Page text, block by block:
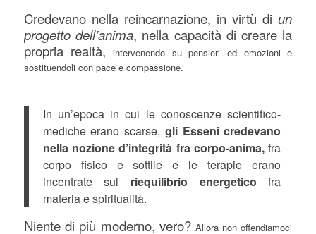
Credevano nella reincarnazione, in virtù diun
progetto dell’anima, nella capacità di creare la
propria realtà, intervenendo su pensieri ed emozioni e
sostituendoli con pace e compassione.
In un’epoca in cui le conoscenze scientifico-
mediche erano scarse, gli Esseni credevano
nella nozione d’integrità fra corpo-anima, fra
corpo fisico e sottile e le terapie erano
incentrate sul riequilibrio energetico fra
materia e spiritualità.
Niente di più moderno, vero? Allora non offendiamoci